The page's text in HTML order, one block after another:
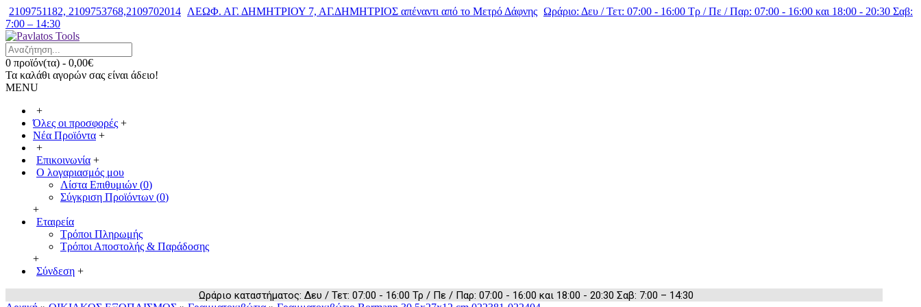
2109751182, 2109753768,2109702014 ΛΕΩΦ. ΑΓ. ΔΗΜΗΤΡΙΟΥ 7, ΑΓ.ΔΗΜΗΤΡΙΟΣ απέναντι από το Μετρό Δάφνης Ωράριο: Δευ / Τετ: 07:00 - 16:00 Τρ / Πε / Παρ: 07:00 - 16:00 και 18:00 - 20:30 Σαβ:
7:00 – 14:30
0 προϊόν(τα) - 0,00€
Τα καλάθι αγορών σας είναι άδειο!
MENU
+
Όλες οι προσφορές +
Νέα Προϊόντα +
+
Επικοινωνία +
Ο λογαριασμός μου
Λίστα Επιθυμιών (0)
Σύγκριση Προϊόντων (0)
+
Εταιρεία
Τρόποι Πληρωμής
Τρόποι Αποστολής & Παράδοσης
+
Σύνδεση +
Ωράριο καταστήματος: Δευ / Τετ: 07:00 - 16:00 Τρ / Πε / Παρ: 07:00 - 16:00 και 18:00 - 20:30 Σαβ: 7:00 – 14:30